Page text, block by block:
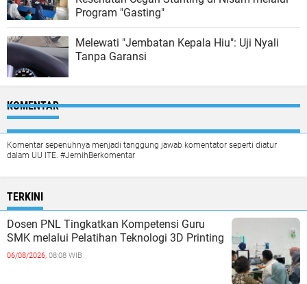
Program "Gasting"
Melewati "Jembatan Kepala Hiu": Uji Nyali
Tanpa Garansi
KOMENTAR
Komentar sepenuhnya menjadi tanggung jawab komentator seperti diatur
dalam UU ITE. #JernihBerkomentar
TERKINI
Dosen PNL Tingkatkan Kompetensi Guru
SMK melalui Pelatihan Teknologi 3D Printing
06/08/2026, 08:08 WIB